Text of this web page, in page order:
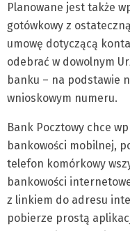
Planowane jest także
gotówkowy z
umowę dotyczącą
odebrać w dowolnym
banku – na podstawie
wnioskowym numeru.
Bank Pocztowy chce
bankowości mobilnej,
telefon komórkowy
bankowości
z linkiem do adresu
pobierze prostą